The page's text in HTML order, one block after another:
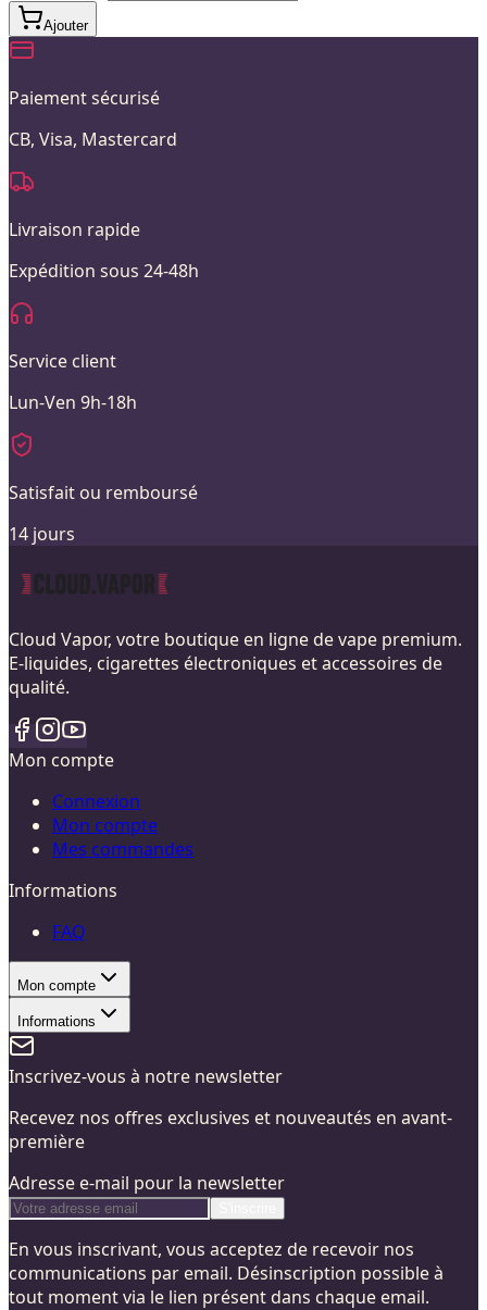
Ajouter
Paiement sécurisé
CB, Visa, Mastercard
Livraison rapide
Expédition sous 24-48h
Service client
Lun-Ven 9h-18h
Satisfait ou remboursé
14 jours
Cloud Vapor, votre boutique en ligne de vape premium.
E-liquides, cigarettes électroniques et accessoires de
qualité.
Mon compte
Connexion
Mon compte
Mes commandes
Informations
FAQ
Mon compte
Informations
Inscrivez-vous à notre newsletter
Recevez nos offres exclusives et nouveautés en avant-
première
Adresse e-mail pour la newsletter
En vous inscrivant, vous acceptez de recevoir nos
communications par email. Désinscription possible à
tout moment via le lien présent dans chaque email.